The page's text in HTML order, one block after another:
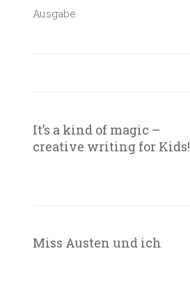
Ausgabe.
It’s a kind of magic –
creative writing for Kids!
Miss Austen und ich